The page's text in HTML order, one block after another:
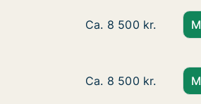
Lägenhet att hyra i
Ca. 8 500 kr.
Lägenhet att hyra i
Ca. 8 500 kr.